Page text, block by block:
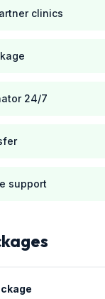
clinics
24/7
support